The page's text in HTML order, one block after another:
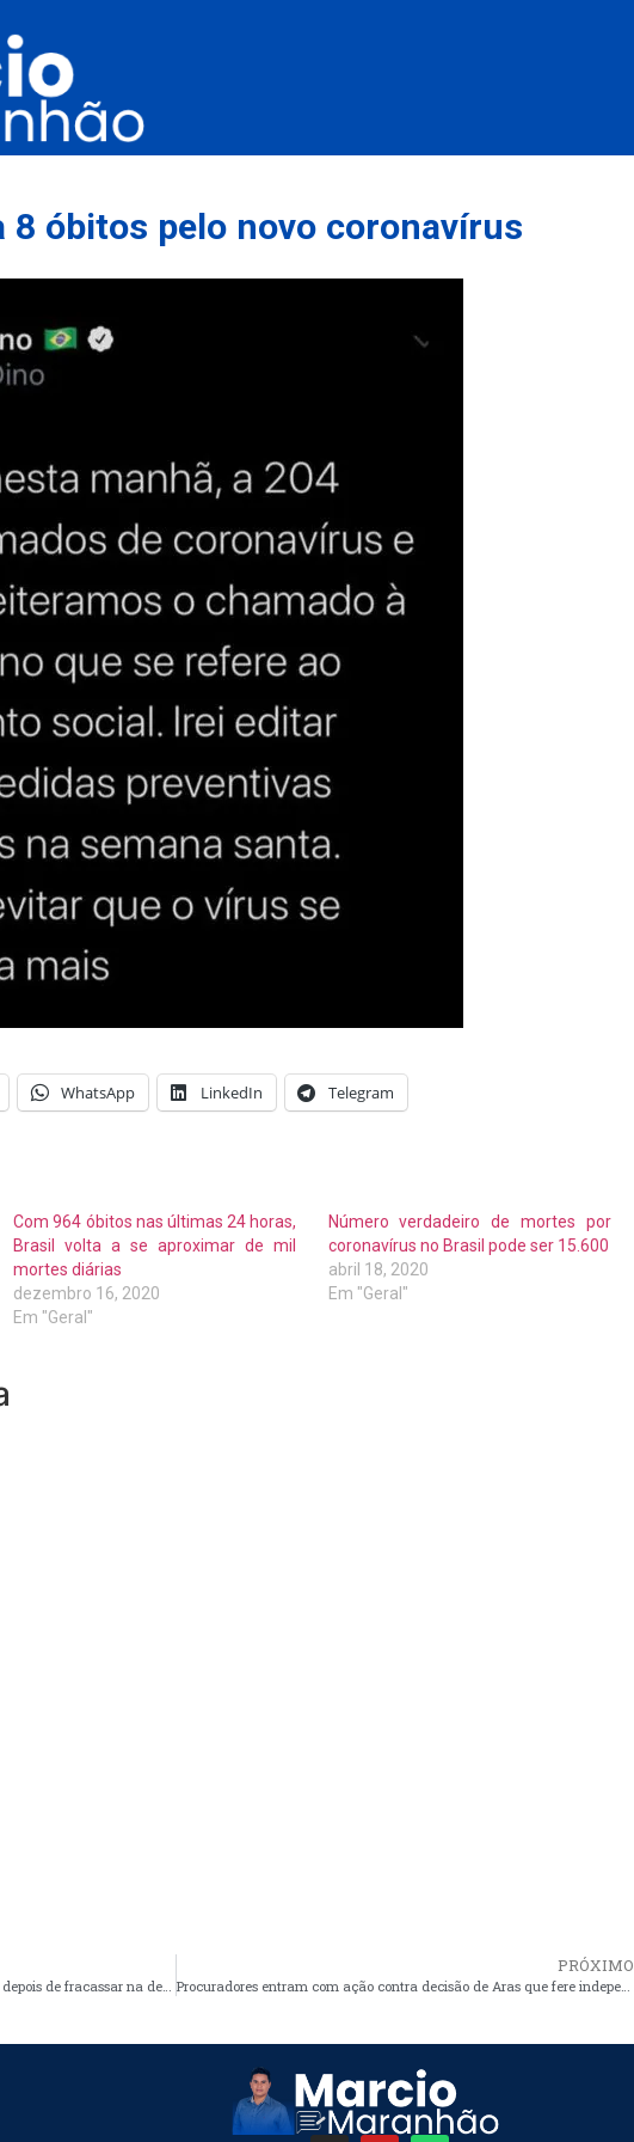
8 óbitos pelo novo coronavírus
WhatsApp LinkedIn Telegram
Com 964 óbitos nas últimas 24 horas,
Brasil volta a se aproximar de mil
mortes diárias
dezembro 16, 2020
Em "Geral"
Número verdadeiro de mortes por
coronavírus no Brasil pode ser 15.600
abril 18, 2020
Em "Geral"
PRÓXIMO
Procuradores entram com ação contra decisão de Aras que fere independência funcional do MPF sobre pandemia